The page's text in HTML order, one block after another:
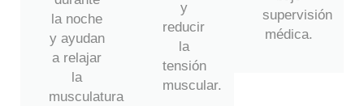
la noche
y ayudan
a relajar
la
musculatura
y
reducir
la
tensión
muscular.
supervisión
médica.